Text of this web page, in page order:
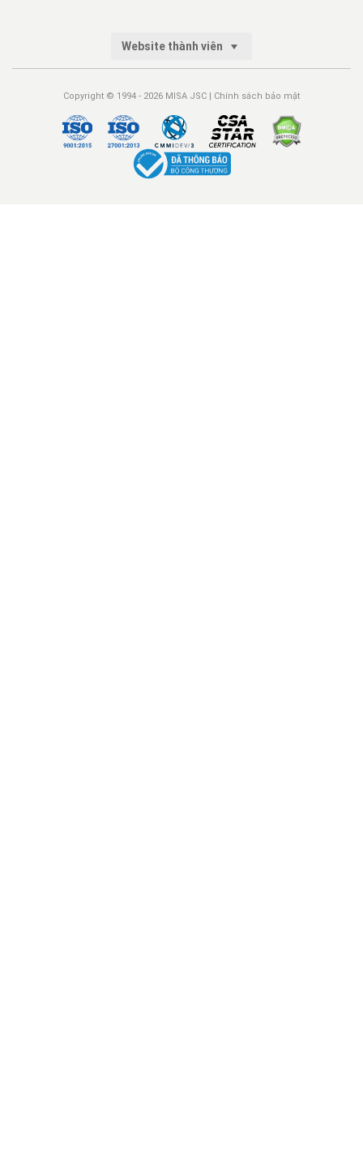
Website thành viên
Copyright © 1994 - 2026 MISA JSC | Chính sách bảo mật